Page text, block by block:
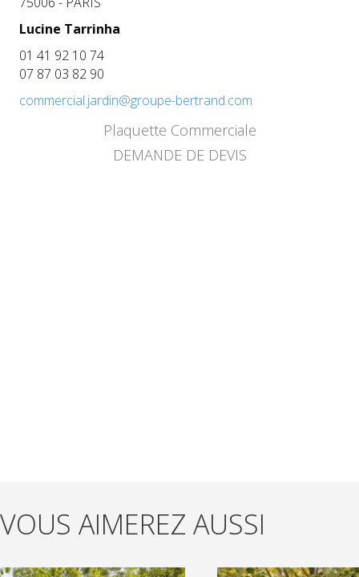
Lucine Tarrinha
01 41 92 10 74
07 87 03 82 90
commercial.jardin@groupe-bertrand.com
Plaquette Commerciale
DEMANDE DE DEVIS
VOUS AIMEREZ AUSSI